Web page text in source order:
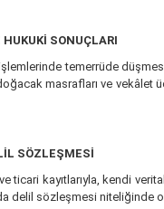
SONUÇLARI
işlemlerinde temerrüde
masrafları ve vekâlet
SÖZLEŞMESİ
ticari kayıtlarıyla, kendi
delil sözleşmesi niteliğinde